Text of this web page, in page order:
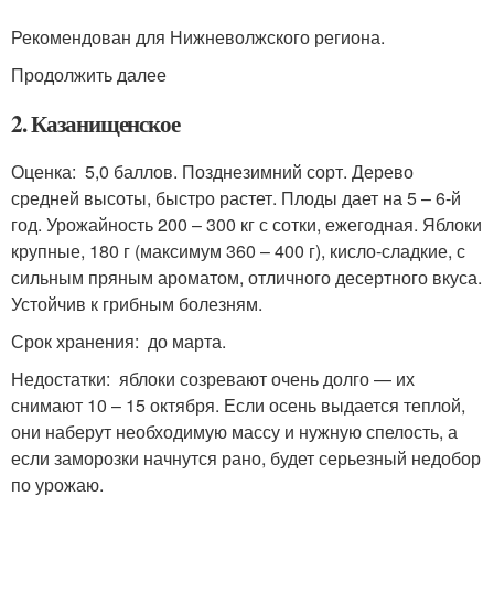
Рекомендован для Нижневолжского региона.
Продолжить далее
2. Казанищенское
Оценка: 5,0 баллов. Позднезимний сорт. Дерево
средней высоты, быстро растет. Плоды дает на 5 – 6-й
год. Урожайность 200 – 300 кг с сотки, ежегодная. Яблоки
крупные, 180 г (максимум 360 – 400 г), кисло-сладкие, с
сильным пряным ароматом, отличного десертного вкуса.
Устойчив к грибным болезням.
Срок хранения: до марта.
Недостатки: яблоки созревают очень долго — их
снимают 10 – 15 октября. Если осень выдается теплой,
они наберут необходимую массу и нужную спелость, а
если заморозки начнутся рано, будет серьезный недобор
по урожаю.